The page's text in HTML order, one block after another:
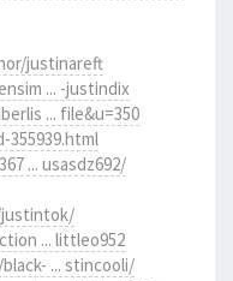
justinareft
... -justindix
... file&u=350
... usasdz692/
... littleo952
... stincooli/